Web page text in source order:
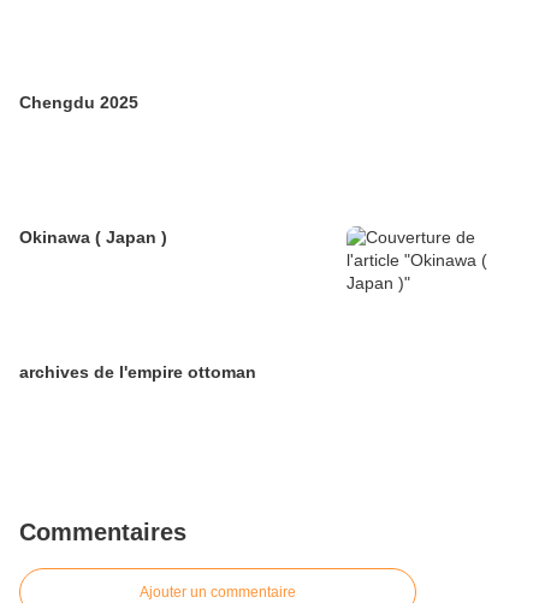
Chengdu 2025
Okinawa ( Japan )
archives de l'empire ottoman
Commentaires
Ajouter un commentaire